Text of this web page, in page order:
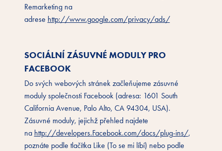
Remarketing na
adrese http://www.google.com/privacy/ads/
SOCIÁLNÍ ZÁSUVNÉ MODULY PRO
FACEBOOK
Do svých webových stránek začleňujeme zásuvné
moduly společnosti Facebook (adresa: 1601 South
California Avenue, Palo Alto, CA 94304, USA).
Zásuvné moduly, jejichž přehled najdete
na http://developers.Facebook.com/docs/plug-ins/,
poznáte podle tlačítka Like (To se mi líbí) nebo podle